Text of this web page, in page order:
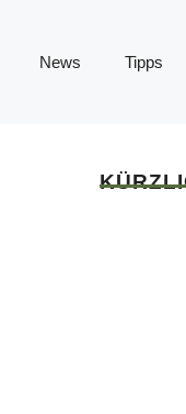
News Tipps